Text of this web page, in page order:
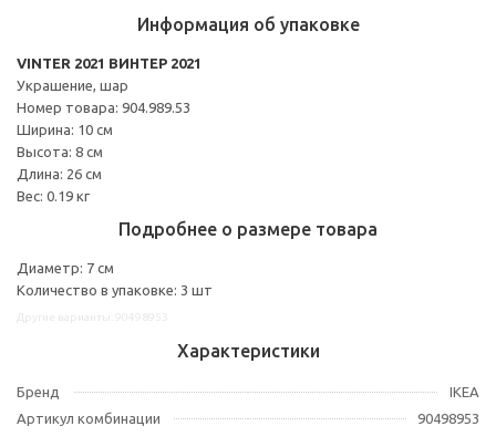
Информация об упаковке
VINTER 2021 ВИНТЕР 2021
Украшение, шар
Номер товара: 904.989.53
Ширина: 10 см
Высота: 8 см
Длина: 26 см
Вес: 0.19 кг
Подробнее о размере товара
Диаметр: 7 см
Количество в упаковке: 3 шт
Характеристики
Бренд
IKEA
Артикул комбинации
90498953